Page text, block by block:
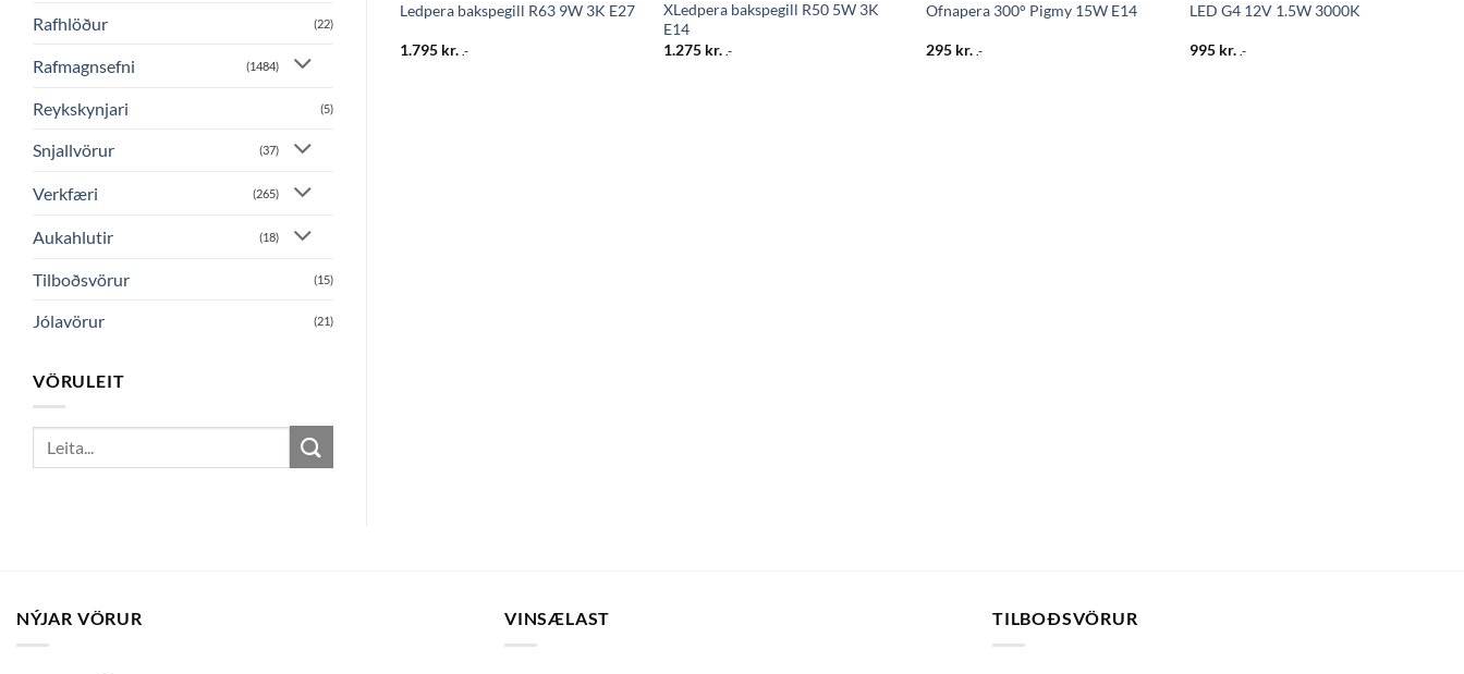
Rafhlöður (22)
Rafmagnsefni (1484)
Reykskynjari (5)
Snjallvörur (37)
Verkfæri (265)
Aukahlutir (18)
Tilboðsvörur (15)
Jólavörur (21)
VÖRULEIT
Search
for:
Ledpera bakspegill R63 9W 3K E27
1.795 kr. .-
XLedpera bakspegill R50 5W 3K
E14
1.275 kr. .-
Ofnapera 300° Pigmy 15W E14
295 kr. .-
LED G4 12V 1.5W 3000K
995 kr. .-
NÝJAR VÖRUR VINSÆLAST TILBOÐSVÖRUR